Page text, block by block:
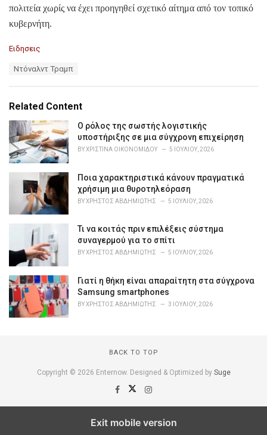
πολιτεία χωρίς να έχει προηγηθεί σχετικό αίτημα από τον τοπικό
κυβερνήτη.
C
o
r
i
e
s
:
Ειδησεις
:
Ντόναλντ Τραμπ
Related Content
Ο ρόλος της σωστής λογιστικής
υποστήριξης σε μια σύγχρονη επιχείρηση
BYΧΡΙΣΤΊΝΑ ΟΙΚΟΝΟΜΊΔΟΥ 5 ΙΟΥΛΊΟΥ, 2026
Ποια χαρακτηριστικά κάνουν πραγματικά
χρήσιμη μια θυροτηλεόραση
BYΧΡΉΣΤΟΣ ΑΒΔΗΜΙΏΤΗΣ 5 ΙΟΥΛΊΟΥ, 2026
Τι να κοιτάς πριν επιλέξεις σύστημα
συναγερμού για το σπίτι
BYΧΡΉΣΤΟΣ ΑΒΔΗΜΙΏΤΗΣ 5 ΙΟΥΛΊΟΥ, 2026
Γιατί η θήκη είναι απαραίτητη στα σύγχρονα
Samsung smartphones
BYΧΡΉΣΤΟΣ ΑΒΔΗΜΙΏΤΗΣ 3 ΙΟΥΛΊΟΥ, 2026
BACK TO TOP
Copyright © 2026 Enternow. Designed & Optimized by Suge
Exit mobile version